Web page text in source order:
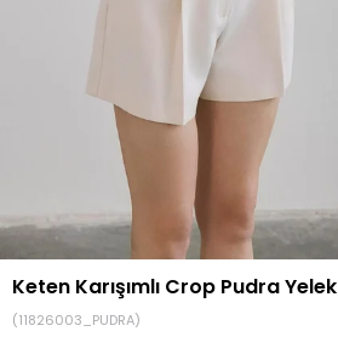
Keten Karışımlı Crop Pudra Yelek
(11826003_PUDRA)